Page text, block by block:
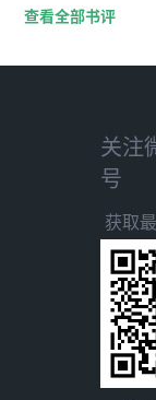
查看全部书评
关注
号
获取